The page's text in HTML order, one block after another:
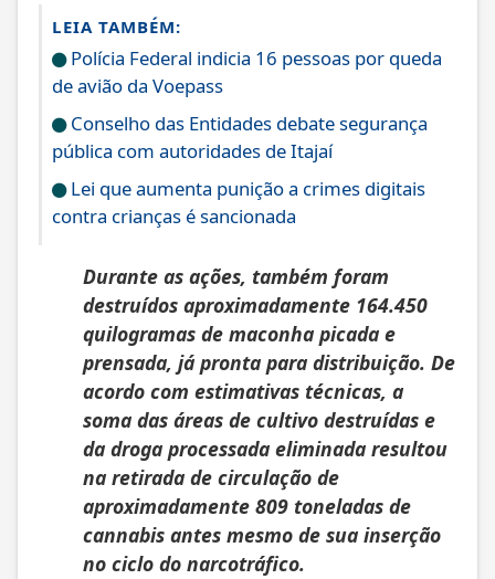
LEIA TAMBÉM:
Polícia Federal indicia 16 pessoas por queda
de avião da Voepass
Conselho das Entidades debate segurança
pública com autoridades de Itajaí
Lei que aumenta punição a crimes digitais
contra crianças é sancionada
Durante as ações, também foram
destruídos aproximadamente 164.450
quilogramas de maconha picada e
prensada, já pronta para distribuição. De
acordo com estimativas técnicas, a
soma das áreas de cultivo destruídas e
da droga processada eliminada resultou
na retirada de circulação de
aproximadamente 809 toneladas de
cannabis antes mesmo de sua inserção
no ciclo do narcotráfico.